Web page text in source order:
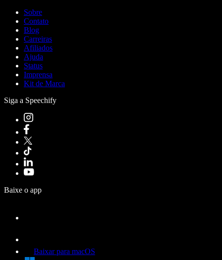
Sobre
Contato
Blog
Carreiras
Afiliados
Ajuda
Status
Imprensa
Kit de Marca
Siga a Speechify
Baixe o app
Baixar para macOS